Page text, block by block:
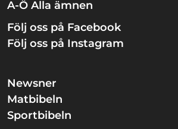
A-Ö Alla ämnen
Följ oss på Facebook
Följ oss på Instagram
Newsner
Matbibeln
Sportbibeln